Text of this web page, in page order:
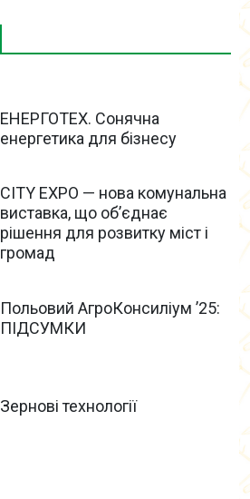
ЕНЕРГОТЕХ. Сонячна
енергетика для бізнесу
CITY EXPO — нова комунальна
виставка, що об’єднає
рішення для розвитку міст і
громад
Польовий АгроКонсиліум ’25:
ПІДСУМКИ
Зернові технології